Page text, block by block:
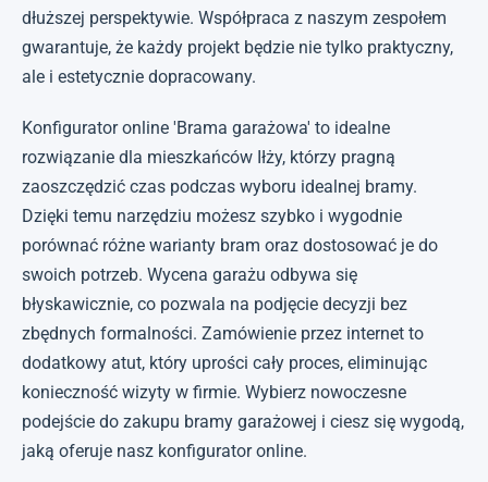
dłuższej perspektywie. Współpraca z naszym zespołem
gwarantuje, że każdy projekt będzie nie tylko praktyczny,
ale i estetycznie dopracowany.
Konfigurator online 'Brama garażowa' to idealne
rozwiązanie dla mieszkańców Iłży, którzy pragną
zaoszczędzić czas podczas wyboru idealnej bramy.
Dzięki temu narzędziu możesz szybko i wygodnie
porównać różne warianty bram oraz dostosować je do
swoich potrzeb. Wycena garażu odbywa się
błyskawicznie, co pozwala na podjęcie decyzji bez
zbędnych formalności. Zamówienie przez internet to
dodatkowy atut, który uprości cały proces, eliminując
konieczność wizyty w firmie. Wybierz nowoczesne
podejście do zakupu bramy garażowej i ciesz się wygodą,
jaką oferuje nasz konfigurator online.